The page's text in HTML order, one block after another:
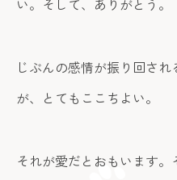
じぶんの感情が振り回され
が、とてもここちよい。
それが愛だとおもいます。